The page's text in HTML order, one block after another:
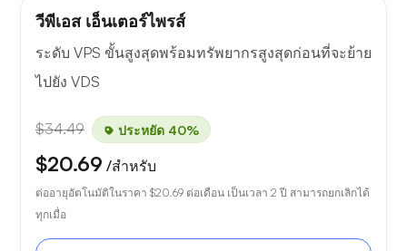
วีพีเอส เอ็นเตอร์ไพรส์
ระดับ VPS ขั้นสูงสุดพร้อมทรัพยากรสูงสุดก่อนที่จะย้าย
ไปยัง VDS
$34.49 ประหยัด 40%
$20.69 /สำหรับ
ต่ออายุอัตโนมัติในราคา $20.69 ต่อเดือน เป็นเวลา 2 ปี สามารถยกเลิกได้
ทุกเมื่อ